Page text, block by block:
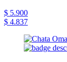
$ 5.900
$ 4.837